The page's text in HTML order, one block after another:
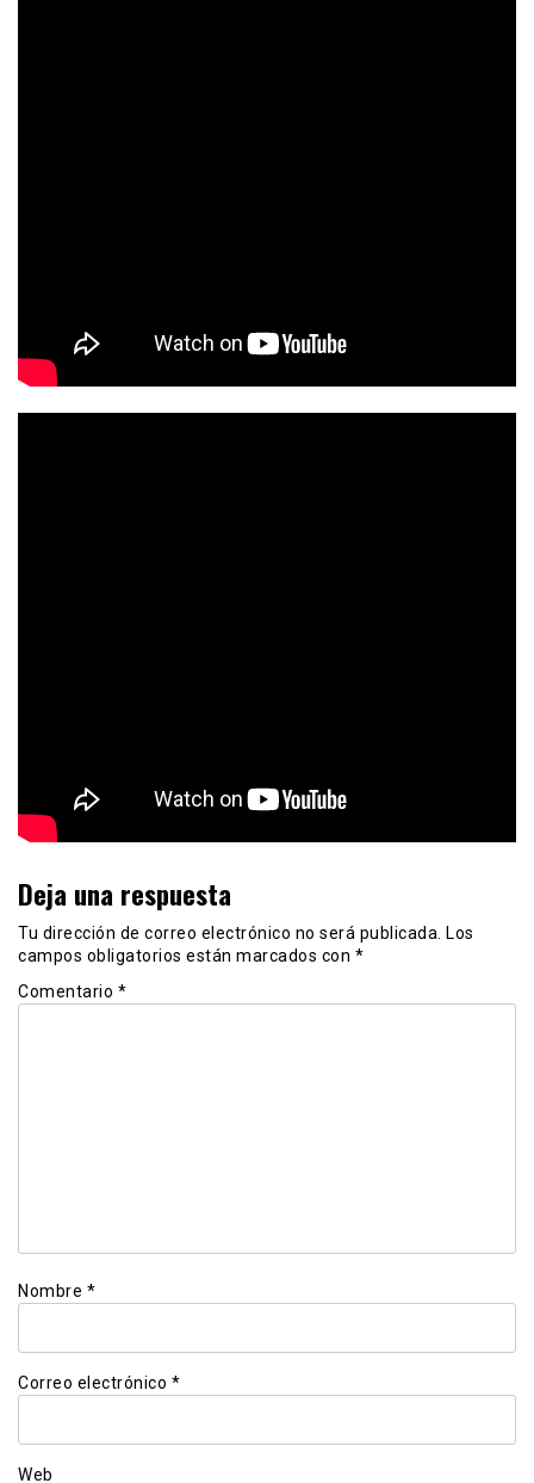
Deja una respuesta
Tu dirección de correo electrónico no será publicada.
Los
campos obligatorios están marcados con *
Comentario *
Nombre *
Correo electrónico *
Web